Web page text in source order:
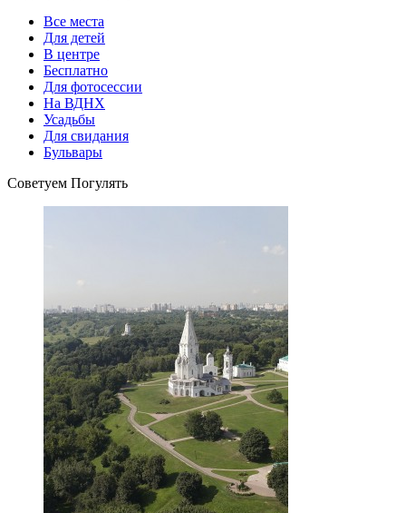
Все места
Для детей
В центре
Бесплатно
Для фотосессии
На ВДНХ
Усадьбы
Для свидания
Бульвары
Советуем Погулять